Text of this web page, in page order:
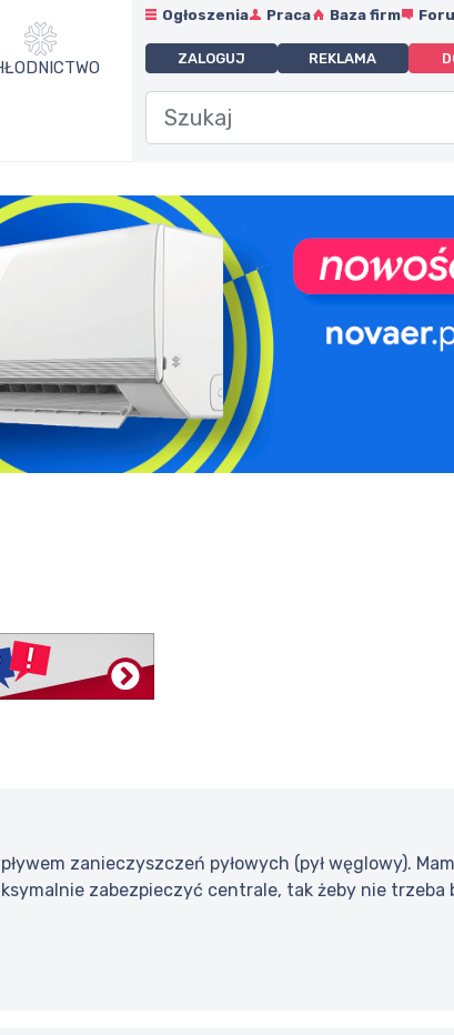
Ogłoszenia Praca Baza firm
ZALOGUJ REKLAMA
zanieczyszczeń pyłowych (pył węglowy). Mam
zabezpieczyć centrale, tak żeby nie trzeba